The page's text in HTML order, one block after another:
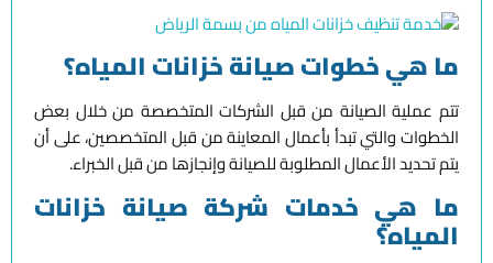
ما هي خطوات صيانة خزانات المياه؟
تتم عملية الصيانة من قبل الشركات المتخصصة من خلال بعض
الخطوات والتي تبدأ بأعمال المعاينة من قبل المتخصصين، على أن
يتم تحديد الأعمال المطلوبة للصيانة وإنجازها من قبل الخبراء.
ما هي خدمات شركة صيانة خزانات
المياه؟